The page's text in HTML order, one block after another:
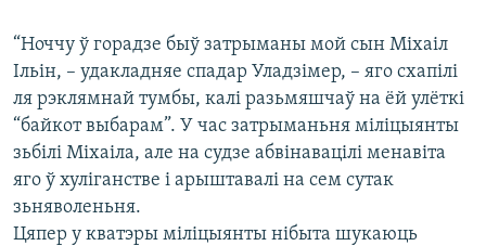
“Ноччу ў горадзе быў затрыманы мой сын Міхаіл
Ільін, – удакладняе спадар Уладзімер, – яго схапілі
ля рэклямнай тумбы, калі разьмяшчаў на ёй улёткі
“байкот выбарам”. У час затрыманьня міліцыянты
зьбілі Міхаіла, але на судзе абвінавацілі менавіта
яго ў хуліганстве і арыштавалі на сем сутак
зьняволеньня.
Цяпер у кватэры міліцыянты нібыта шукаюць